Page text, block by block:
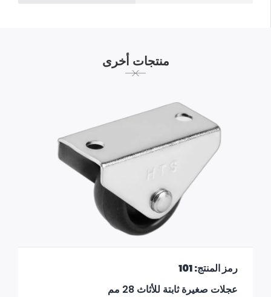
منتجات أخرى
رمز المنتج: 101
عجلات صغيرة ثابتة للأثاث 28 مم